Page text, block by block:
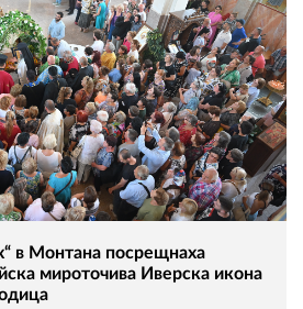
в Монтана посрещнаха
мироточива Иверска икона